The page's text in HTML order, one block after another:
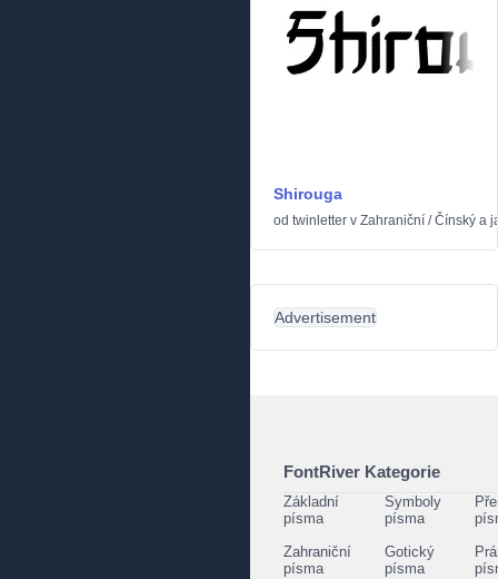
Shirouga
od twinletter v Zahraniční /Čínský a
Advertisement
FontRiver Kategorie
Základní
písma
Symboly
písma
Zahraniční
písma
Gotický
písma